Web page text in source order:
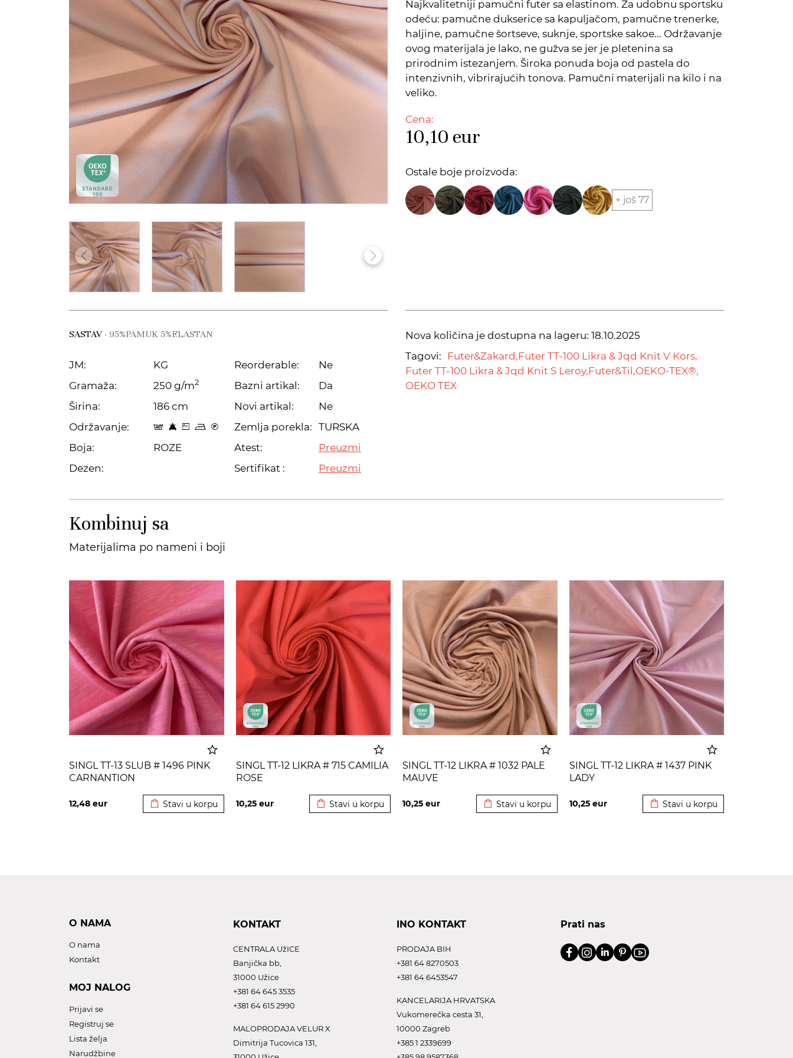
Najkvalitetniji pamučni futer sa elastinom. Za udobnu sportsku
odeću: pamučne dukserice sa kapuljačom, pamučne trenerke,
haljine, pamučne šortseve, suknje, sportske sakoe... Održavanje
ovog materijala je lako, ne gužva se jer je pletenina sa
prirodnim istezanjem. Široka ponuda boja od pastela do
intenzivnih, vibrirajućih tonova. Pamučni materijali na kilo i na
veliko.
Cena:
10,10 eur
Ostale boje proizvoda:
+ još 77
SASTAV- 95%PAMUK 5%ELASTAN
JM:
KG
Gramaža:
250 g/m2
Širina:
186 cm
Održavanje:
t 8 Z p C
Boja:
ROZE
Dezen:
Reorderable:
Ne
Bazni artikal:
Da
Novi artikal:
Ne
Zemlja porekla: TURSKA
Atest:
Preuzmi
Sertifikat :
Preuzmi
Nova količina je dostupna na lageru: 18.10.2025
Tagovi:
Futer&Zakard,Futer TT-100 Likra & Jqd Knit V Kors,
Futer TT-100 Likra & Jqd Knit S Leroy,Futer&Til,OEKO-TEX®,
OEKO TEX
Kombinuj sa
Materijalima po nameni i boji
SINGL TT-13 SLUB # 1496 PINK
CARNANTION
12,48 eur Stavi u korpu
SINGL TT-12 LIKRA # 715 CAMILIA
ROSE
10,25 eur Stavi u korpu
SINGL TT-12 LIKRA # 1032 PALE
MAUVE
10,25 eur Stavi u korpu
SINGL TT-12 LIKRA # 1437 PINK
LADY
10,25 eur Stavi u korpu
O NAMA
O nama
Kontakt
MOJ NALOG
Prijavi se
Registruj se
Lista želja
Narudžbine
KONTAKT
CENTRALA UžICE
Banjička bb,
31000 Užice
+381 64 645 3535
+381 64 615 2990
MALOPRODAJA VELUR X
Dimitrija Tucovica 131,
INO KONTAKT
PRODAJA BIH
+381 64 8270503
+381 64 6453547
KANCELARIJA HRVATSKA
Vukomerečka cesta 31,
10000 Zagreb
+385 1 2339699
Prati nas